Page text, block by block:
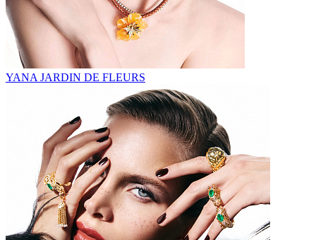
YANA JARDIN DE FLEURS